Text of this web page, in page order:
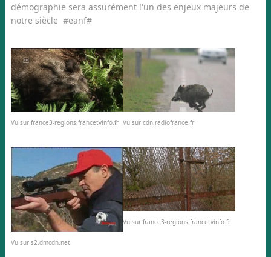
démographie sera assurément l'un des enjeux majeurs de
notre siècle #eanf#
Vu sur france3-regions.francetvinfo.fr Vu sur cdn.radiofrance.fr
Vu sur s2.dmcdn.net
Vu sur france3-regions.francetvinfo.fr